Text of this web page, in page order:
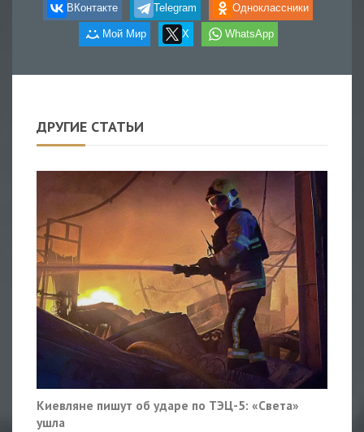
ВКонтакте Telegram Одноклассники
Мой Мир X WhatsApp
ДРУГИЕ СТАТЬИ
Киевляне пишут об ударе по ТЭЦ-5: «Света»
ушла